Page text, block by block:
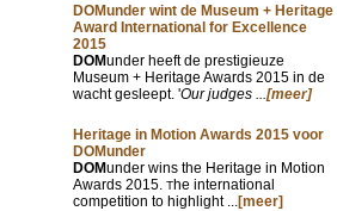
DOMunder wint de Museum + Heritage
Award International for Excellence
2015
DOMunder heeft de prestigieuze
Museum + Heritage Awards 2015 in de
wacht gesleept. 'Our judges ...[meer]
Heritage in Motion Awards 2015 voor
DOMunder
DOMunder wins the Heritage in Motion
Awards 2015. The international
competition to highlight ...[meer]